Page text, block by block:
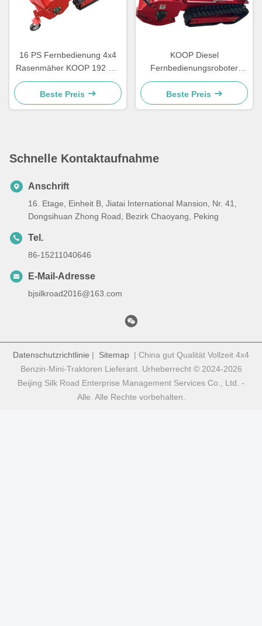
16 PS Fernbedienung 4x4
Rasenmäher KOOP 192 RC
Rasenmäher
Beste Preis
KOOP Diesel
Fernbedienungsroboter
Rasenmäher 12 PS
Fernmäher für Hügel
Beste Preis
Schnelle Kontaktaufnahme
Anschrift
16. Etage, Einheit B, Jiatai International Mansion, Nr. 41,
Dongsihuan Zhong Road, Bezirk Chaoyang, Peking
Tel.
86-15211040646
E-Mail-Adresse
bjsilkroad2016@163.com
Datenschutzrichtlinie | Sitemap | China gut Qualität Vollzeit 4x4
Benzin-Mini-Traktoren Lieferant. Urheberrecht © 2024-2026
Beijing Silk Road Enterprise Management Services Co., Ltd. -
Alle. Alle Rechte vorbehalten.